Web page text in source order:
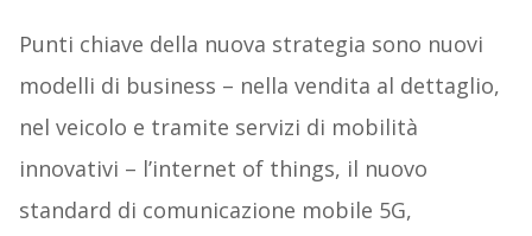
Punti chiave della nuova strategia sono nuovi
modelli di business – nella vendita al dettaglio,
nel veicolo e tramite servizi di mobilità
innovativi – l’internet of things, il nuovo
standard di comunicazione mobile 5G,